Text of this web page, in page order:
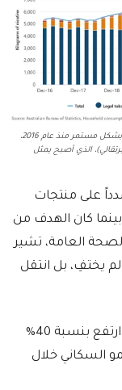
يُظهر الرسم البياني تراجع استهلاك التبغ القانوني (باللون الأزرق) بشكل مستمر منذ عام 2016،
الذي أصبح يمثل
على منتجات
كان الهدف من
العامة، تشير
لم يختفِ، بل انتقل
ويُظهر التقرير أيضاً أن استهلاك النيكوتين ارتفع بنسبة 40%
النمو السكاني خلال